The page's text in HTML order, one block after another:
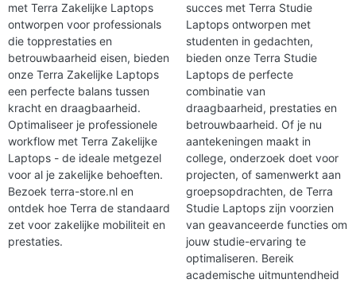
met Terra Zakelijke Laptops
ontworpen voor professionals
die topprestaties en
betrouwbaarheid eisen, bieden
onze Terra Zakelijke Laptops
een perfecte balans tussen
kracht en draagbaarheid.
Optimaliseer je professionele
workflow met Terra Zakelijke
Laptops - de ideale metgezel
voor al je zakelijke behoeften.
Bezoek terra-store.nl en
ontdek hoe Terra de standaard
zet voor zakelijke mobiliteit en
prestaties.
succes met Terra Studie
Laptops ontworpen met
studenten in gedachten,
bieden onze Terra Studie
Laptops de perfecte
combinatie van
draagbaarheid, prestaties en
betrouwbaarheid. Of je nu
aantekeningen maakt in
college, onderzoek doet voor
projecten, of samenwerkt aan
groepsopdrachten, de Terra
Studie Laptops zijn voorzien
van geavanceerde functies om
jouw studie-ervaring te
optimaliseren. Bereik
academische uitmuntendheid